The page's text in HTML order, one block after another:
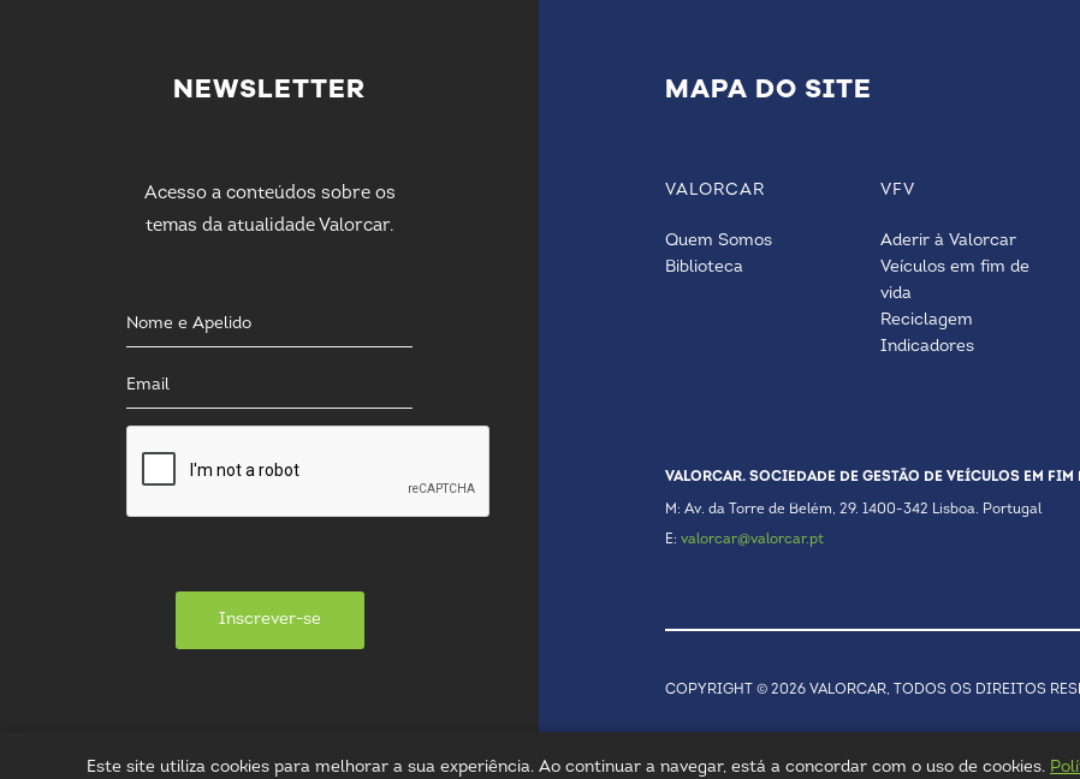
NEWSLETTER
Acesso a conteúdos sobre os
temas da atualidade Valorcar.
Inscrever-se
MAPA DO SITE
VALORCAR
Quem Somos
Biblioteca
VFV
Aderir à Valorcar
Veículos em fim de
vida
Reciclagem
Indicadores
VALORCAR. SOCIEDADE DE GESTÃO DE VEÍCULOS EM FIM
M: Av. da Torre de Belém, 29. 1400-342 Lisboa. Portugal
E: valorcar@valorcar.pt
COPYRIGHT © 2026 VALORCAR, TODOS OS DIREITOS
Este site utiliza cookies para melhorar a sua experiência. Ao continuar a navegar, está a concordar com o uso de cookies.